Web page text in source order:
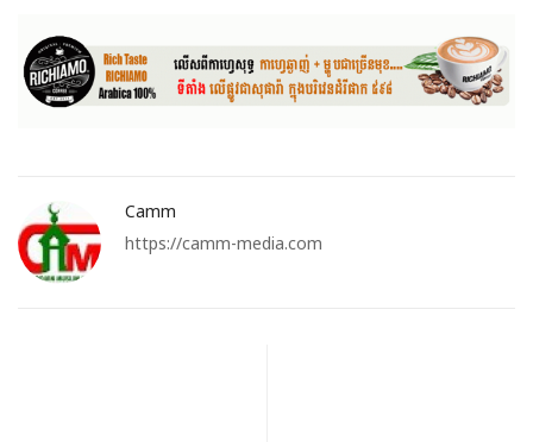
Camm
https://camm-media.com